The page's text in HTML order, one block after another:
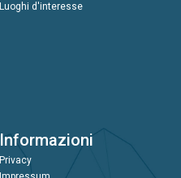
Luoghi d'interesse
Informazioni
Privacy